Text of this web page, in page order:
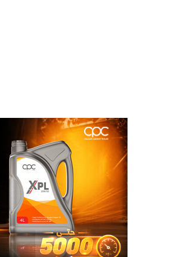
وأشار الوزير، وخلال الاجتماع، تم
قوافل سياحية بعدد من الأسواق
المقبلة منها السوق الروسي،
السياحي الحكومى والخاص.
ووجه الوزير خلال الاجتماع أعضاء
متكاملة لطرح أساليب متطورة
لمصر في الأسواق المصدرة